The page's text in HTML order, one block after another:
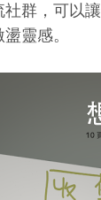
群，可以
靈感。